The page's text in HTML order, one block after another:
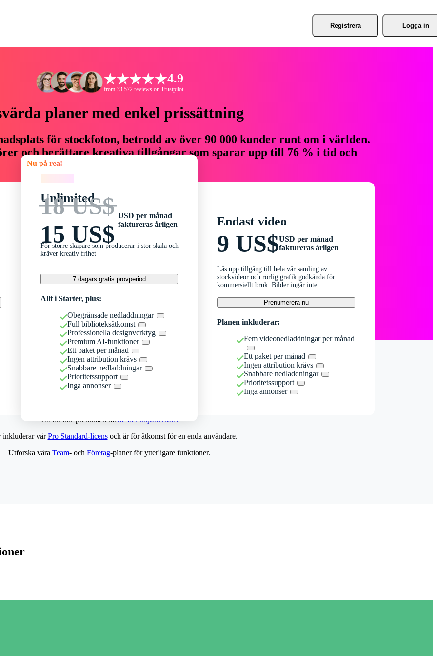
Registrera Logga in
4.9
from 33 572 reviews on Trustpilot
planer med enkel prissättning
för stockfoton, betrodd av över 90 000 kunder runt om i världen.
och berättare kreativa tillgångar som sparar upp till 76 % i tid och
Nu på rea!
Unlimited
18 US$
15 US$
USD per månad
faktureras årligen
För större skapare som producerar i stor skala och
kräver kreativ frihet
7 dagars gratis provperiod
Allt i Starter, plus:
Obegränsade nedladdningar
Full biblioteksåtkomst
Professionella designverktyg
Premium AI-funktioner
Ett paket per månad
Ingen attribution krävs
Snabbare nedladdningar
Prioritetssupport
Inga annonser
Endast video
9 US$USD per månad
faktureras årligen
Lås upp tillgång till hela vår samling av
stockvideor och rörlig grafik godkända för
kommersiellt bruk. Bilder ingår inte.
Prenumerera nu
Planen inkluderar:
Fem videonedladdningar per månad
Ett paket per månad
Ingen attribution krävs
Snabbare nedladdningar
Prioritetssupport
Inga annonser
Vill du inte prenumerera?Se fler köpalternativ
inkluderar vårPro Standard-licensoch är för åtkomst för en enda användare.
Utforska våra Team- och Företag-planer för ytterligare funktioner.